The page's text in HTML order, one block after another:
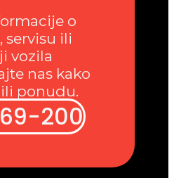
o
servisu ili
vozila
nas kako
ponudu.
200